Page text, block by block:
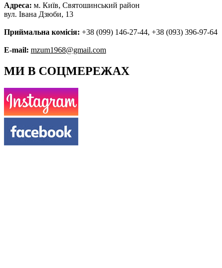
Адреса: м. Київ, Святошинський район
вул. Івана Дзюби, 13
Приймальна комісія: +38 (099) 146-27-44, +38 (093) 396-97-64
E-mail: mzum1968@gmail.com
МИ В СОЦМЕРЕЖАХ